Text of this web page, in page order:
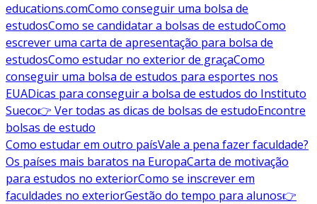
educations.comComo conseguir uma bolsa de
estudosComo se candidatar a bolsas de estudoComo
escrever uma carta de apresentação para bolsa de
estudosComo estudar no exterior de graçaComo
conseguir uma bolsa de estudos para esportes nos
EUADicas para conseguir a bolsa de estudos do Instituto
Sueco👉 Ver todas as dicas de bolsas de estudoEncontre
bolsas de estudo
Como estudar em outro paísVale a pena fazer faculdade?
Os países mais baratos na EuropaCarta de motivação
para estudos no exteriorComo se inscrever em
faculdades no exteriorGestão do tempo para alunos👉